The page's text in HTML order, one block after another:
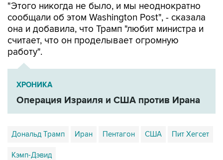
"Этого никогда не было, и мы неоднократно
сообщали об этом Washington Post", - сказала
она и добавила, что Трамп "любит министра и
считает, что он проделывает огромную
работу".
ХРОНИКА
Операция Израиля и США против Ирана
Дональд Трамп Иран Пентагон США Пит Хегсет
Кэмп-Дэвид